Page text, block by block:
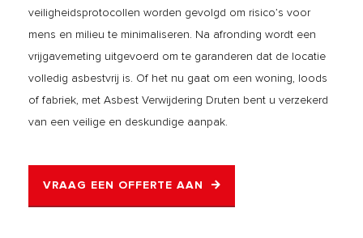
veiligheidsprotocollen worden gevolgd om risico’s voor
mens en milieu te minimaliseren. Na afronding wordt een
vrijgavemeting uitgevoerd om te garanderen dat de locatie
volledig asbestvrij is. Of het nu gaat om een woning, loods
of fabriek, met Asbest Verwijdering Druten bent u verzekerd
van een veilige en deskundige aanpak.
VRAAG EEN OFFERTE AAN